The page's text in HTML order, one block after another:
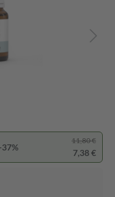
-37%
11,80 €
7,38 €